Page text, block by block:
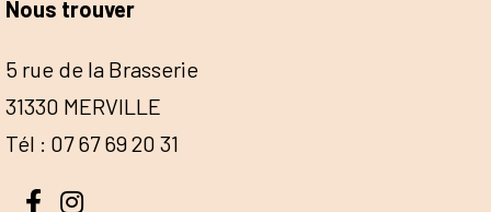
Nous trouver
5 rue de la Brasserie
31330 MERVILLE
Tél : 07 67 69 20 31